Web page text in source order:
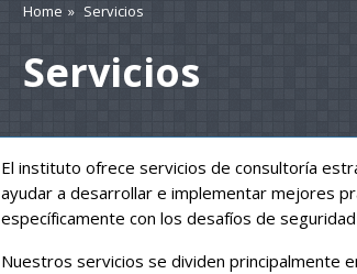
Home Servicios
Servicios
El instituto ofrece servicios de consultoría
ayudar a desarrollar e implementar mejores
específicamente con los desafíos de
Nuestros servicios se dividen principalmente